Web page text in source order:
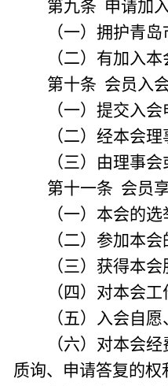
第九条 申请加
（一）拥护青
（二）有加入本
第十条 会员入
（一）提交入会
（二）经本会
（三）由理事
第十一条 会员
（一）本会的
（二）参加本会
（三）获得本
（四）对本会
（五）入会自愿
（六）对本会
质询、申请答复的权